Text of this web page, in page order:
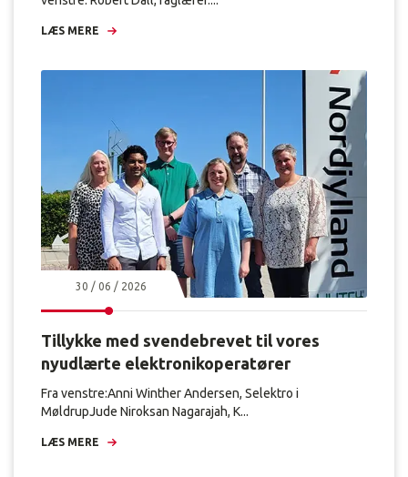
LÆS MERE
30 / 06 / 2026
Tillykke med svendebrevet til vores
nyudlærte elektronikoperatører
Fra venstre:Anni Winther Andersen, Selektro i
MøldrupJude Niroksan Nagarajah, K...
LÆS MERE